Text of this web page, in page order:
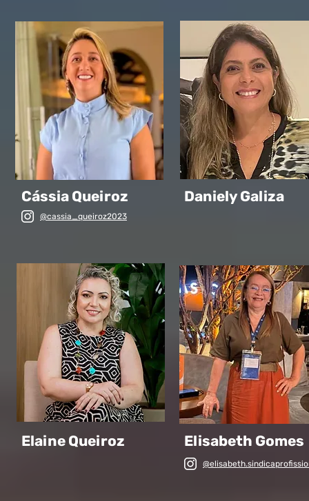
Cássia Queiroz
@cassia_queiroz2023
Daniely Galiza
Elaine Queiroz Elisabeth Gomes